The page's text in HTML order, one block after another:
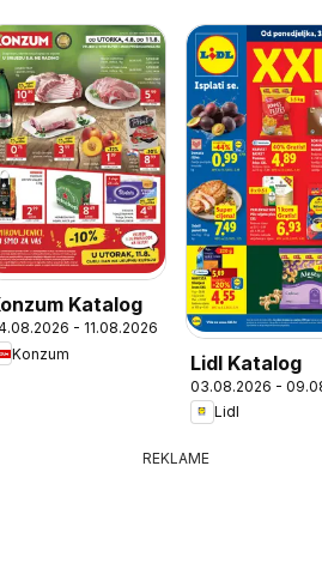
Katalog
- 11.08.2026
Konzum
Lidl Katalog
03.08.2026 -
Lidl
REKLAME